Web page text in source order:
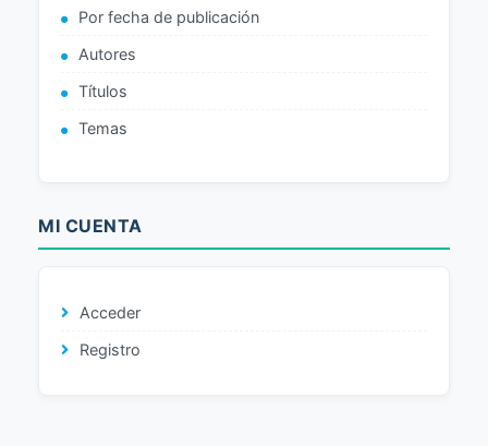
Por fecha de publicación
Autores
Títulos
Temas
MI CUENTA
Acceder
Registro